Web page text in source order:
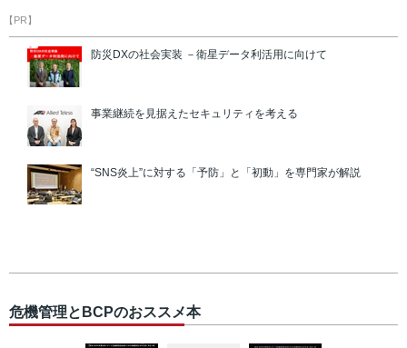
【PR】
防災DXの社会実装 －衛星データ利活用に向けて
事業継続を見据えたセキュリティを考える
“SNS炎上”に対する「予防」と「初動」を専門家が解説
危機管理とBCPのおススメ本